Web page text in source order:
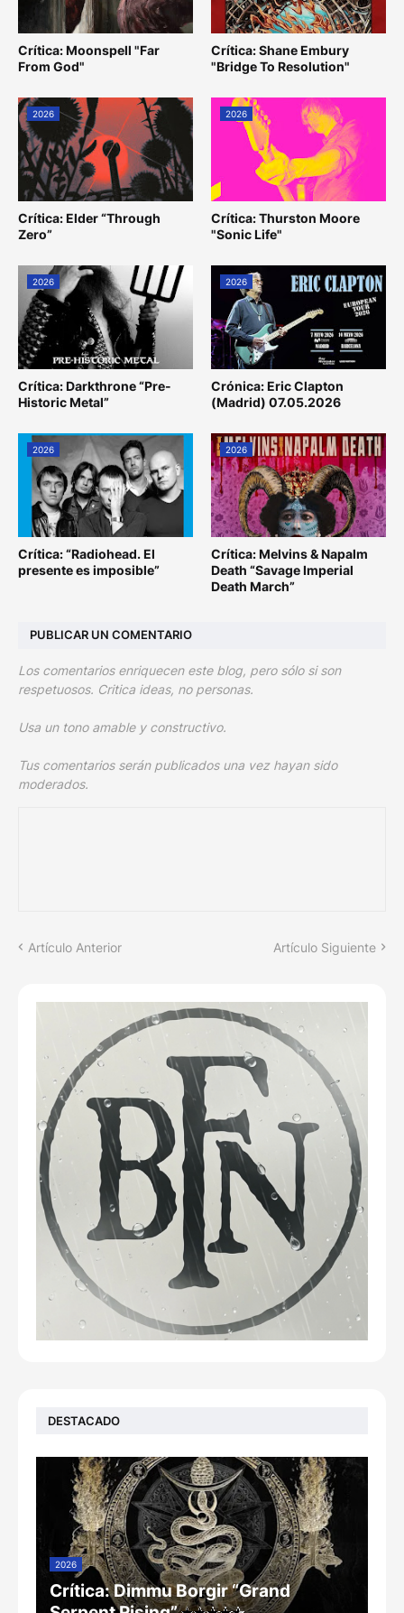
Crítica: Moonspell "Far
From God"
Crítica: Shane Embury
"Bridge To Resolution"
2026
Crítica: Elder “Through
Zero”
2026
Crítica: Thurston Moore
"Sonic Life"
2026
Crítica: Darkthrone “Pre-
Historic Metal”
2026
Crónica: Eric Clapton
(Madrid) 07.05.2026
2026
Crítica: “Radiohead. El
presente es imposible”
2026
Crítica: Melvins & Napalm
Death “Savage Imperial
Death March”
PUBLICAR UN COMENTARIO
Los comentarios enriquecen este blog, pero sólo si son
respetuosos. Critica ideas, no personas.
Usa un tono amable y constructivo.
Tus comentarios serán publicados una vez hayan sido
moderados.
Artículo Anterior Artículo Siguiente
DESTACADO
2026
Crítica: Dimmu Borgir “Grand